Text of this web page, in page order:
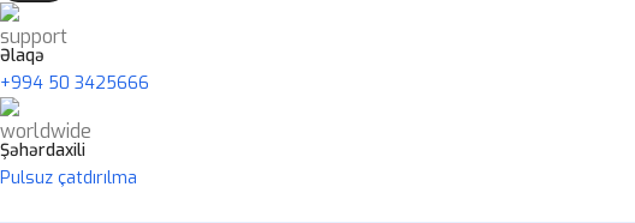
Əlaqə
+994 50 3425666
Şəhərdaxili
Pulsuz çatdırılma